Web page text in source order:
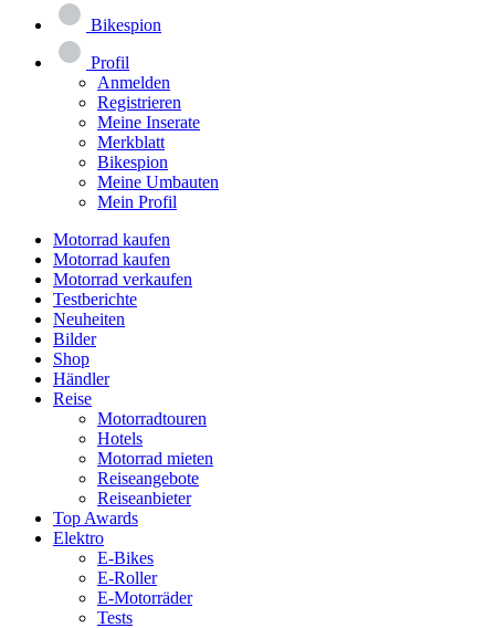
Bikespion
Profil
Anmelden
Registrieren
Meine Inserate
Merkblatt
Bikespion
Meine Umbauten
Mein Profil
Motorrad kaufen
Motorrad kaufen
Motorrad verkaufen
Testberichte
Neuheiten
Bilder
Shop
Händler
Reise
Motorradtouren
Hotels
Motorrad mieten
Reiseangebote
Reiseanbieter
Top Awards
Elektro
E-Bikes
E-Roller
E-Motorräder
Tests